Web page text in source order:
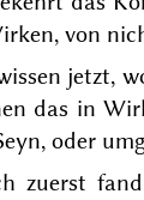
von
jetzt,
das in
oder
zuerst